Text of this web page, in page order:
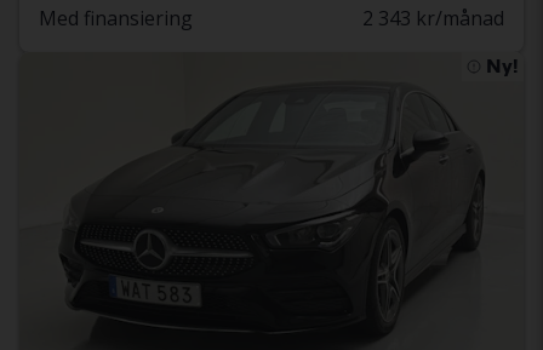
Med finansiering 2 343 kr/månad
Ny!